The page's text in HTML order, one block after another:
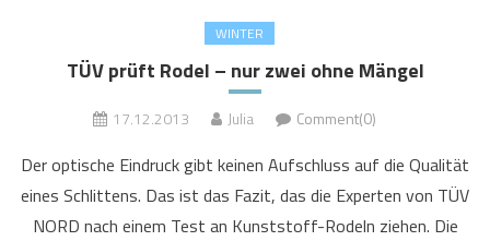
WINTER
TÜV prüft Rodel – nur zwei ohne Mängel
17.12.2013 Julia Comment(0)
Der optische Eindruck gibt keinen Aufschluss auf die Qualität
eines Schlittens. Das ist das Fazit, das die Experten von TÜV
NORD nach einem Test an Kunststoff-Rodeln ziehen. Die